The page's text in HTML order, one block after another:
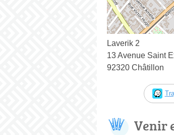
Laverik 2
13 Avenue Saint
92320 Châtillon
Venir